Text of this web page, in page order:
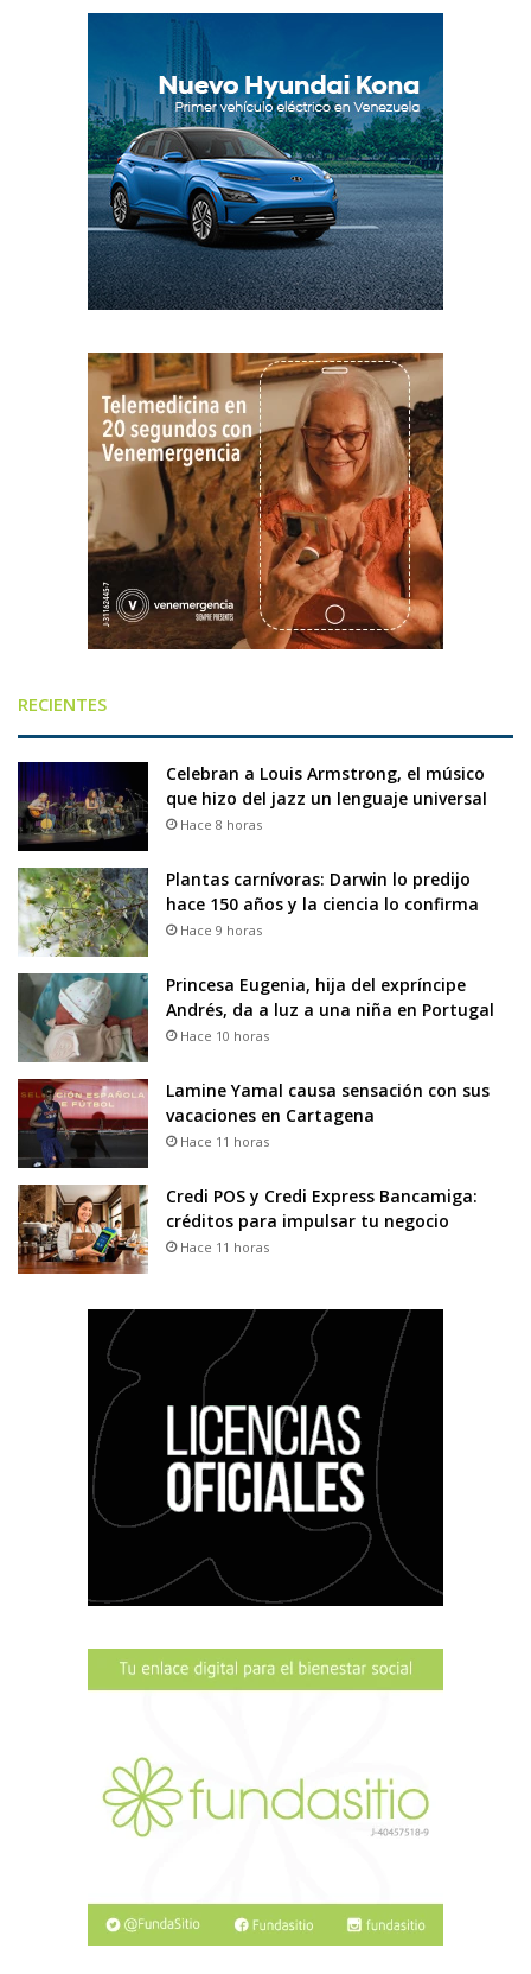
RECIENTES
Celebran a Louis Armstrong, el músico
que hizo del jazz un lenguaje universal
Hace 8 horas
Plantas carnívoras: Darwin lo predijo
hace 150 años y la ciencia lo confirma
Hace 9 horas
Princesa Eugenia, hija del expríncipe
Andrés, da a luz a una niña en Portugal
Hace 10 horas
Lamine Yamal causa sensación con sus
vacaciones en Cartagena
Hace 11 horas
Credi POS y Credi Express Bancamiga:
créditos para impulsar tu negocio
Hace 11 horas